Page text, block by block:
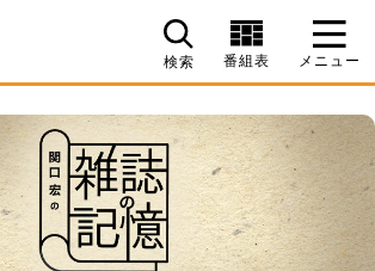
検索 番組表 メニュー